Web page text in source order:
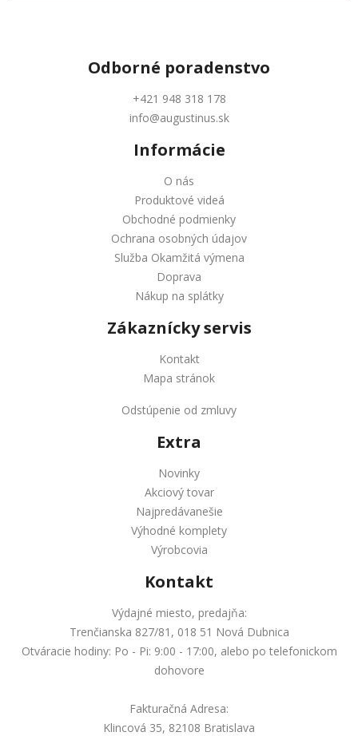
Odborné poradenstvo
+421 948 318 178
info@augustinus.sk
Informácie
O nás
Produktové videá
Obchodné podmienky
Ochrana osobných údajov
Služba Okamžitá výmena
Doprava
Nákup na splátky
Zákaznícky servis
Kontakt
Mapa stránok
Odstúpenie od zmluvy
Extra
Novinky
Akciový tovar
Najpredávanešie
Výhodné komplety
Výrobcovia
Kontakt
Výdajné miesto, predajňa:
Trenčianska 827/81, 018 51 Nová Dubnica
Otváracie hodiny: Po - Pi: 9:00 - 17:00, alebo po telefonickom
dohovore
Fakturačná Adresa:
Klincová 35, 82108 Bratislava